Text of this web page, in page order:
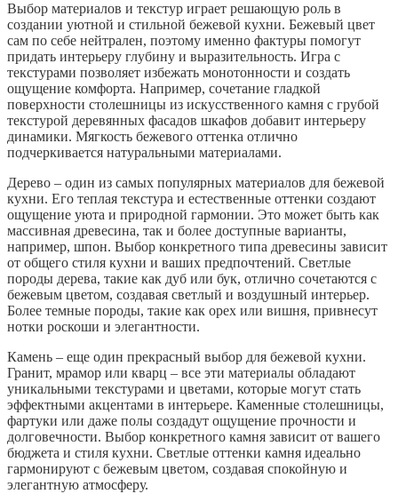
Выбор материалов и текстур играет решающую роль в
создании уютной и стильной бежевой кухни. Бежевый цвет
сам по себе нейтрален, поэтому именно фактуры помогут
придать интерьеру глубину и выразительность. Игра с
текстурами позволяет избежать монотонности и создать
ощущение комфорта. Например, сочетание гладкой
поверхности столешницы из искусственного камня с грубой
текстурой деревянных фасадов шкафов добавит интерьеру
динамики. Мягкость бежевого оттенка отлично
подчеркивается натуральными материалами.
Дерево – один из самых популярных материалов для бежевой
кухни. Его теплая текстура и естественные оттенки создают
ощущение уюта и природной гармонии. Это может быть как
массивная древесина, так и более доступные варианты,
например, шпон. Выбор конкретного типа древесины зависит
от общего стиля кухни и ваших предпочтений. Светлые
породы дерева, такие как дуб или бук, отлично сочетаются с
бежевым цветом, создавая светлый и воздушный интерьер.
Более темные породы, такие как орех или вишня, привнесут
нотки роскоши и элегантности.
Камень – еще один прекрасный выбор для бежевой кухни.
Гранит, мрамор или кварц – все эти материалы обладают
уникальными текстурами и цветами, которые могут стать
эффектными акцентами в интерьере. Каменные столешницы,
фартуки или даже полы создадут ощущение прочности и
долговечности. Выбор конкретного камня зависит от вашего
бюджета и стиля кухни. Светлые оттенки камня идеально
гармонируют с бежевым цветом, создавая спокойную и
элегантную атмосферу.